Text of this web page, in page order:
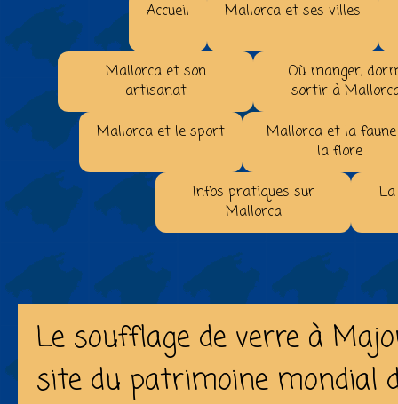
Accueil Mallorca et ses villes
Mallorca et son
artisanat
Où manger,
sortir à
Mallorca et le sport
Mallorca et la
la flore
Infos pratiques sur
Mallorca
Le soufflage de verre à
site du patrimoine mondial